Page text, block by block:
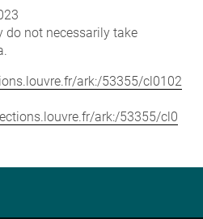
do not necessarily take
ark:/53355/cl0102
ark:/53355/cl0